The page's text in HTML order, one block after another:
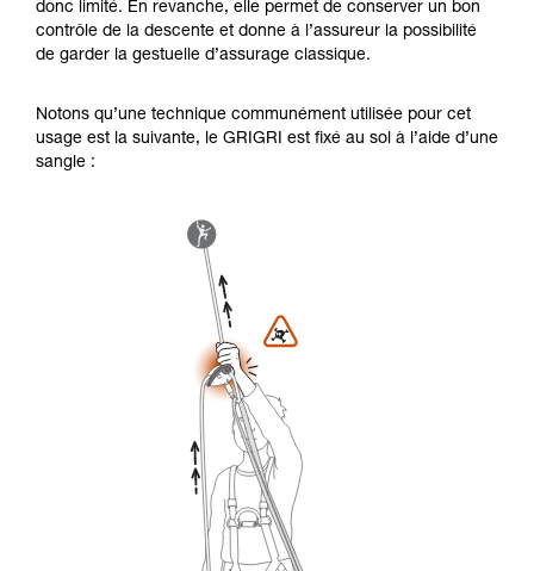
donc limité. En revanche, elle permet de conserver un bon
contrôle de la descente et donne à l’assureur la possibilité
de garder la gestuelle d’assurage classique.
Notons qu’une technique communément utilisée pour cet
usage est la suivante, le GRIGRI est fixé au sol à l’aide d’une
sangle :